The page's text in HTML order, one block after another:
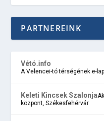
PARTNEREINK
Vétó.info
A Velencei-tó térségének e-
Keleti Kincsek Szalonja
központ, Székesfehérvár